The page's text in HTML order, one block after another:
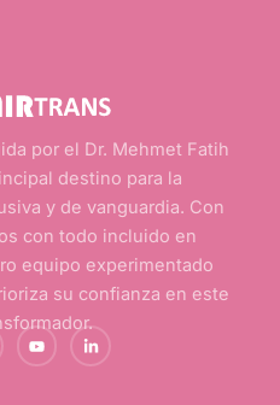
por el Dr. Mehmet Fatih
destino para la
y de vanguardia. Con
con todo incluido en
equipo experimentado
su confianza en este
Y
o
u
L
i
n